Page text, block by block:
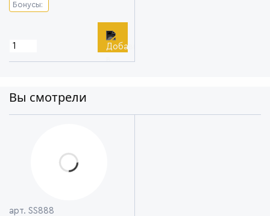
Бонусы:
Вы смотрели
арт. SS888